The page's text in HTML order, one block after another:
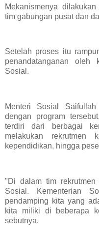
Mekanismenya
tim gabungan pusat dan
Setelah proses itu
penandatanganan oleh
Sosial.
Menteri Sosial
dengan program
terdiri dari berbagai
melakukan rekrutmen
kependidikan, hingga
"Di dalam tim
Sosial. Kementerian
pendamping kita yang
kita miliki di beberapa
sebutnya.